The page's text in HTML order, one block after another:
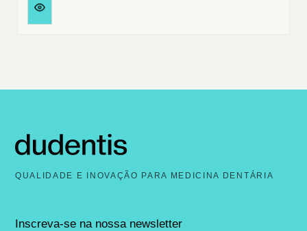
QUALIDADE E INOVAÇÃO PARA MEDICINA DENTÁRIA
Inscreva-se na nossa newsletter